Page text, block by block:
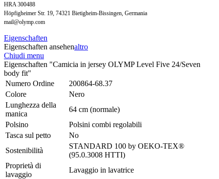
HRA 300488
Höpfigheimer Str. 19, 74321 Bietigheim-Bissingen, Germania
mail@olymp.com
Eigenschaften
Eigenschaften ansehenaltro
Chiudi menu
Eigenschaften "Camicia in jersey OLYMP Level Five 24/Seven
body fit"
Numero Ordine
200864-68.37
Colore
Nero
Lunghezza della
manica
64 cm (normale)
Polsino
Polsini combi regolabili
Tasca sul petto
No
Sostenibilità
STANDARD 100 by OEKO-TEX®
(95.0.3008 HTTI)
Proprietà di
lavaggio
Lavaggio in lavatrice